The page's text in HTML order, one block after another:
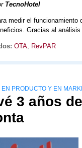
TecnoHotel
medir el
Gracias al
OTA, RevPAR
PRODUCTO Y EN
3 años